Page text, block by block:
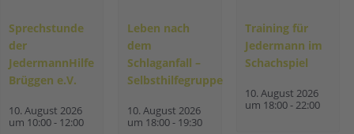
Sprechstunde
der
JedermannHilfe
Brüggen e.V.
10. August 2026
um 10:00- 12:00
Leben nach
dem
Schlaganfall –
Selbsthilfegruppe
10. August 2026
um 18:00- 19:30
Training für
Jedermann im
Schachspiel
10. August 2026
um 18:00-22:00